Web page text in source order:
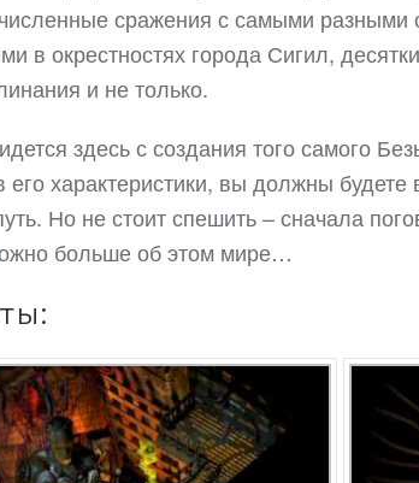
сражения с самыми разными
в окрестностях города Сигил,
и не только.
здесь с создания того самого
его характеристики, вы должны будете
Но не стоит спешить – сначала
больше об этом мире…